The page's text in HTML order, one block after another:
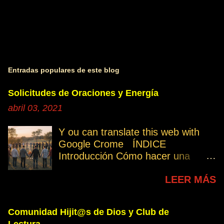
Entradas populares de este blog
Solicitudes de Oraciones y Energía
abril 03, 2021
Y ou can translate this web with
Google Crome ÍNDICE
Introducción Cómo hacer una
personales Desencarnados este
permanentes INTRODUCCIÓN
LEER MÁS
Comunidad Hijit@s de Dios y Club de